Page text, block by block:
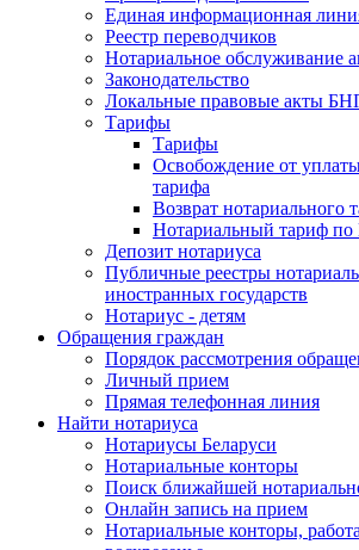
Единая информационная
Реестр переводчиков
Нотариальное обслуживание
Законодательство
Локальные правовые акты
Тарифы
Тарифы
Освобождение от
тарифа
Возврат нотариального
Нотариальный тариф
Депозит нотариуса
Публичные реестры
иностранных государств
Нотариус - детям
Обращения граждан
Порядок рассмотрения
Личный прием
Прямая телефонная линия
Найти нотариуса
Нотариусы Беларуси
Нотариальные конторы
Поиск ближайшей
Онлайн запись на прием
Нотариальные конторы,